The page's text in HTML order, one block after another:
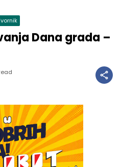
Dana grada –